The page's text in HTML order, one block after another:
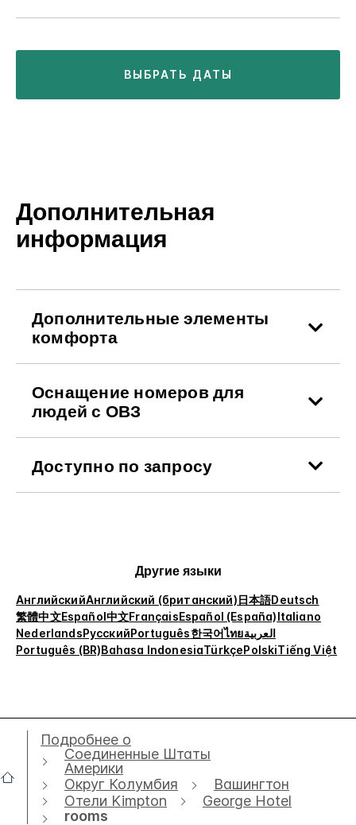
ВЫБРАТЬ ДАТЫ
Дополнительная
информация
Дополнительные элементы
комфорта
Оснащение номеров для
людей с ОВЗ
Доступно по запросу
Другие языки
АнглийскийАнглийский (британский)日本語Deutsch
繁體中文Español中文FrançaisEspañol (España)Italiano
NederlandsРусскийPortuguês한국어ไทยالعربية
Português (BR)Bahasa IndonesiaTürkçePolskiTiếng Việt
Подробнее о
Соединенные Штаты
Америки
Округ Колумбия
Вашингтон
Отели Kimpton
George Hotel
rooms